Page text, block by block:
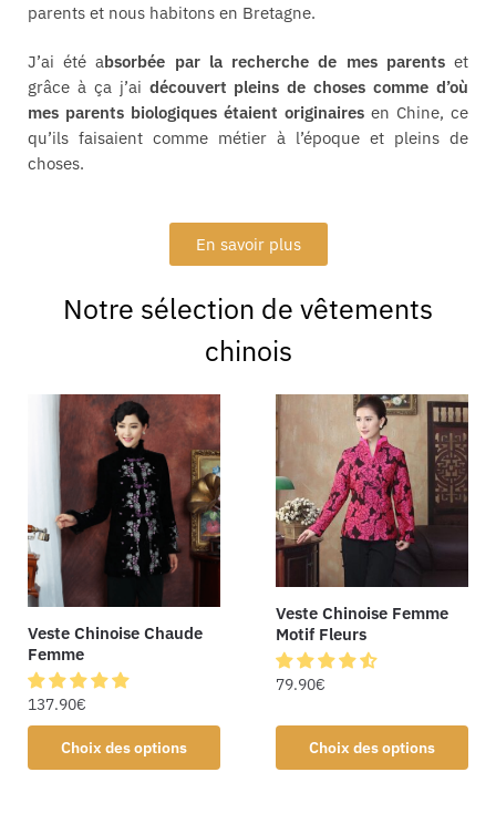
parents et nous habitons en Bretagne.
J’ai été absorbée par la recherche de mes parentset
grâce à ça j’ai découvert pleins de choses comme d’où
mes parents biologiques étaient originaires en Chine, ce
qu’ils faisaient comme métier à l’époque et pleins de
choses.
En savoir plus
Notre sélection de vêtements
chinois
Veste Chinoise Chaude
Femme
137.90€
Choix des options
Veste Chinoise Femme
Motif Fleurs
79.90€
Choix des options